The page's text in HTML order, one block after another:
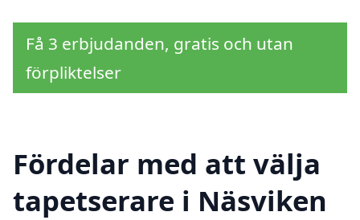
Få 3 erbjudanden, gratis och utan
förpliktelser
Fördelar med att välja
tapetserare i Näsviken